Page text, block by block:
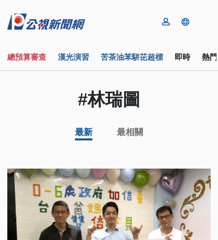
總預算審查 漢光演習 苦茶油苯駢芘超標 即時 熱
#林瑞圖
最新 最相關